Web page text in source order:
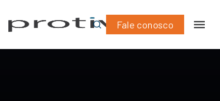
Fale conosco